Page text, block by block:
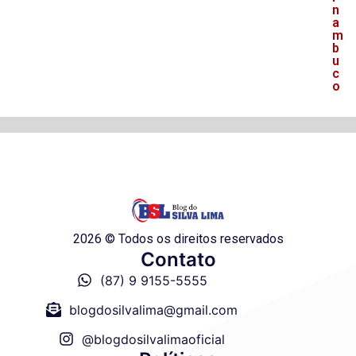
n
a
m
b
u
c
o
2026 © Todos os direitos reservados
Contato
(87) 9 9155-5555
blogdosilvalima@gmail.com
@blogdosilvalimaoficial